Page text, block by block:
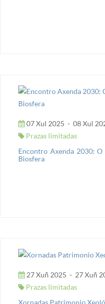
07 Xul 2025 - 08 Xul
Prazas limitadas
Encontro Axenda 2030:
Biosfera
27 Xuñ 2025 - 27 Xuñ
Prazas limitadas
Xornadas Patrimonio